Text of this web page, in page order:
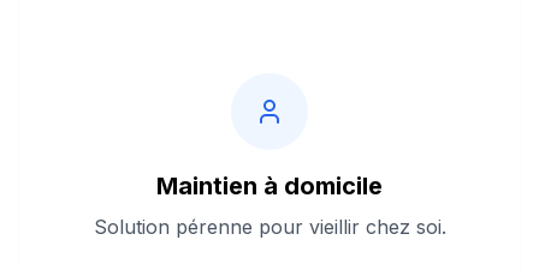
Maintien à domicile
Solution pérenne pour vieillir chez soi.